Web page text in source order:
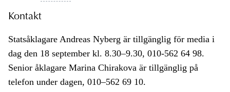
Kontakt
Statsåklagare Andreas Nyberg är tillgänglig för media i
dag den 18 september kl. 8.30–9.30, 010-562 64 98.
Senior åklagare Marina Chirakova är tillgänglig på
telefon under dagen, 010–562 69 10.